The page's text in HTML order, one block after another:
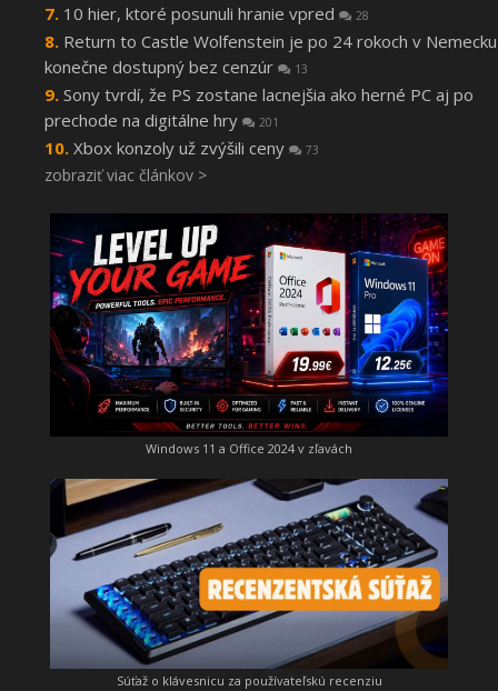
10 hier, ktoré posunuli hranie vpred 28
Return to Castle Wolfenstein je po 24 rokoch v Nemecku
konečne dostupný bez cenzúr
13
Sony tvrdí, že PS zostane lacnejšia ako herné PC aj po
prechode na digitálne hry
201
Xbox konzoly už zvýšili ceny 73
zobraziť viac článkov >
Windows 11 a Office 2024 v zľavách
Súťaž o klávesnicu za používateľskú recenziu